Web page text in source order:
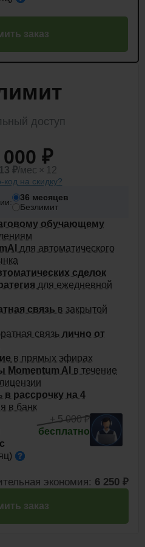
заказ
доступ
₽
₽/мес × 12
код на скидку?
36 месяцев
Безлимит
обучающему
для автоматического
сделок
для ежедневной
связь в закрытой
связь лично от
в прямых эфирах
Momentum AI в течение
в рассрочку на 4
в банк
+ 5 000 ₽
бесплатно
экономия: 6 250 ₽
заказ